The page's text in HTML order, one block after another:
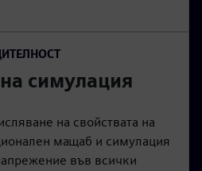
симулация
на свойствата на
мащаб и симулация
във всички